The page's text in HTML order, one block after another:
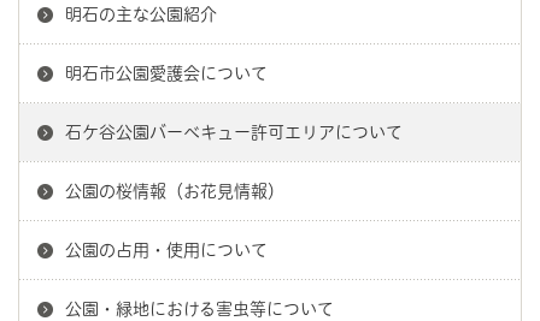
明石の主な公園紹介
明石市公園愛護会について
石ケ谷公園バーベキュー許可エリアについて
公園の桜情報（お花見情報）
公園の占用・使用について
公園・緑地における害虫等について